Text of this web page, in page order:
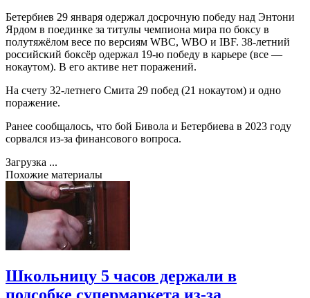
Бетербиев 29 января одержал досрочную победу над Энтони
Ярдом в поединке за титулы чемпиона мира по боксу в
полутяжёлом весе по версиям WBC, WBO и IBF. 38-летний
российский боксёр одержал 19-ю победу в карьере (все —
нокаутом). В его активе нет поражений.
На счету 32-летнего Смита 29 побед (21 нокаутом) и одно
поражение.
Ранее сообщалось, что бой Бивола и Бетербиева в 2023 году
сорвался из-за финансового вопроса.
Загрузка ...
Похожие материалы
Школьницу 5 часов держали в
подсобке супермаркета из-за